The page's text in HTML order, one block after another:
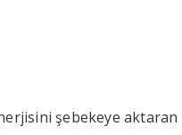
şebekeye aktaran